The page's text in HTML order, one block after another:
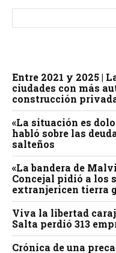
Entre 2021 y 2025 |
ciudades con más
construcción
«La situación es
habló sobre las
salteños
«La bandera de
Concejal pidió a los
extranjericen tierra
Viva la libertad
Salta perdió 313
Crónica de una